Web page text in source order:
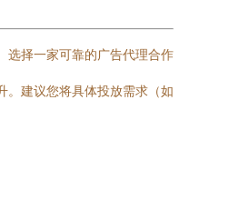
选择一家可靠的广告代理合作
。建议您将具体投放需求（如